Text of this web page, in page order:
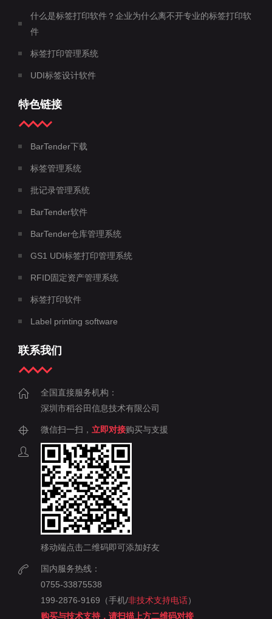
什么是标签打印软件？企业为什么离不开专业的标签打印软
件
标签打印管理系统
UDI标签设计软件
特色链接
BarTender下载
标签管理系统
批记录管理系统
BarTender软件
BarTender仓库管理系统
GS1 UDI标签打印管理系统
RFID固定资产管理系统
标签打印软件
Label printing software
联系我们
全国直接服务机构：
深圳市稻谷田信息技术有限公司
微信扫一扫， 立即对接购买与支援
移动端点击二维码即可添加好友
国内服务热线：
0755-33875538
199-2876-9169（手机/非技术支持电话）
购买与技术支持，请扫描上方二维码对接